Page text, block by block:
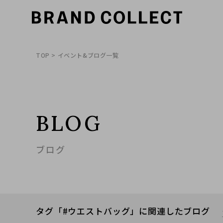
TOP > イベント&ブログ一覧
BLOG
ブログ
タグ「#ウエストバッグ」に関連したブログ